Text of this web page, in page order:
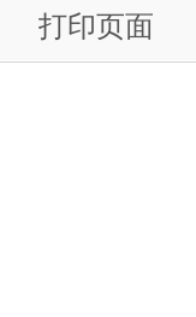
打印页面